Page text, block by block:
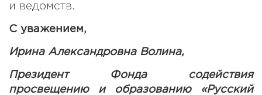
и ведомств.
С уважением,
Ирина Александровна Волина,
Президент Фонда содействия
просвещению и образованию «Русский